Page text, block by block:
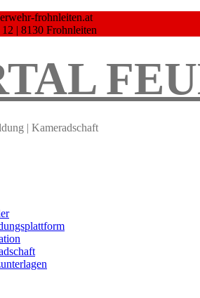
frohnleiten.at
| 8130 Frohnleiten
| Kameradschaft